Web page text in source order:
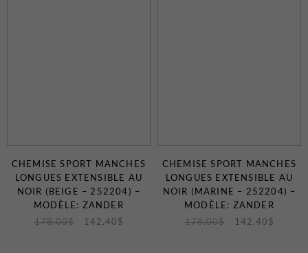
CHEMISE SPORT MANCHES
LONGUES EXTENSIBLE AU
NOIR (BEIGE – 252204) –
MODÈLE: ZANDER
178,00$ 142,40 $
CHEMISE SPORT MANCHES
LONGUES EXTENSIBLE AU
NOIR (MARINE – 252204) –
MODÈLE: ZANDER
178,00$ 142,40 $